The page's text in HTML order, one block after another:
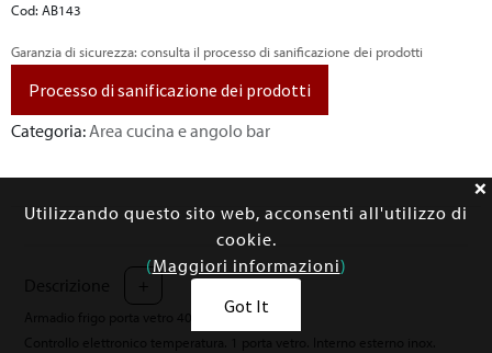
Cod: AB143
Garanzia di sicurezza: consulta il processo di sanificazione dei prodotti
Processo di sanificazione dei prodotti
Categoria: Area cucina e angolo bar
+
Armadio frigo porta vetro 400 lt. +0°/+10°C
Utilizzando questo sito web, acconsenti all'utilizzo di
cookie.
(Maggiori informazioni)
Got It